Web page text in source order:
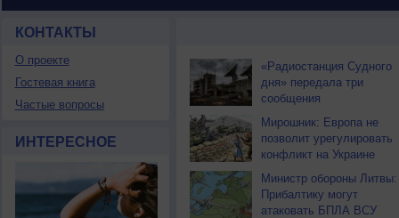
КОНТАКТЫ
О проекте
Гостевая книга
Частые вопросы
ИНТЕРЕСНОЕ
НОВОСТИ ПАРТНЕРОВ
«Радиостанция Судного
дня» передала три
сообщения
Мирошник: Европа не
позволит урегулировать
конфликт на Украине
Министр обороны Литвы:
Прибалтику могут
атаковать БПЛА ВСУ